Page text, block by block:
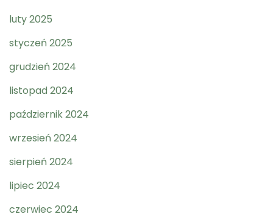
luty 2025
styczeń 2025
grudzień 2024
listopad 2024
październik 2024
wrzesień 2024
sierpień 2024
lipiec 2024
czerwiec 2024